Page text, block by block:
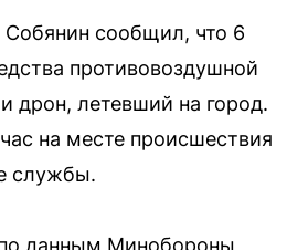
сообщил, что 6
противовоздушной
дрон, летевший на город.
на месте происшествия
службы.
данным Минобороны,